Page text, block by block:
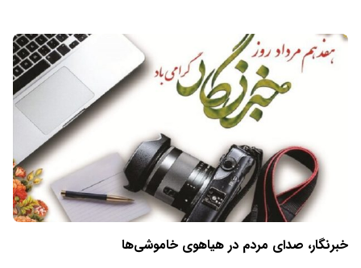
خبرنگار، صدای مردم در هیاهوی خاموشی‌ها